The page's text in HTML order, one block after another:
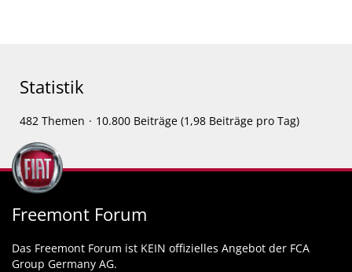
Statistik
482 Themen 10.800 Beiträge (1,98 Beiträge pro Tag)
Freemont Forum
Das Freemont Forum ist KEIN offizielles Angebot der FCA
Group Germany AG.